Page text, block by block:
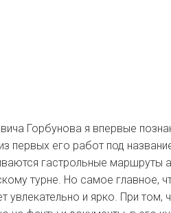
Горбунова я впервые
первых его работ под
гастрольные маршруты
турне. Но самое главное,
и ярко. При том,